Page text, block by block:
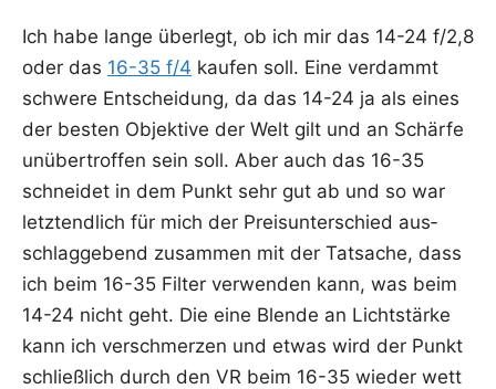
Ich habe lan­ge über­legt, ob ich mir das 14-24 f/2,8
oder das 16-35 f/4 kau­fen soll. Eine ver­dammt
schwe­re Ent­schei­dung, da das 14-24 ja als eines
der bes­ten Objek­ti­ve der Welt gilt und an Schär­fe
unüber­trof­fen sein soll. Aber auch das 16-35
schnei­det in dem Punkt sehr gut ab und so war
letzt­end­lich für mich der Preis­un­ter­schied aus­
schlag­ge­bend zusam­men mit der Tat­sa­che, dass
ich beim 16-35 Fil­ter ver­wen­den kann, was beim
14-24 nicht geht. Die eine Blen­de an Licht­stär­ke
kann ich ver­schmer­zen und etwas wird der Punkt
schließ­lich durch den VR beim 16-35 wie­der wett